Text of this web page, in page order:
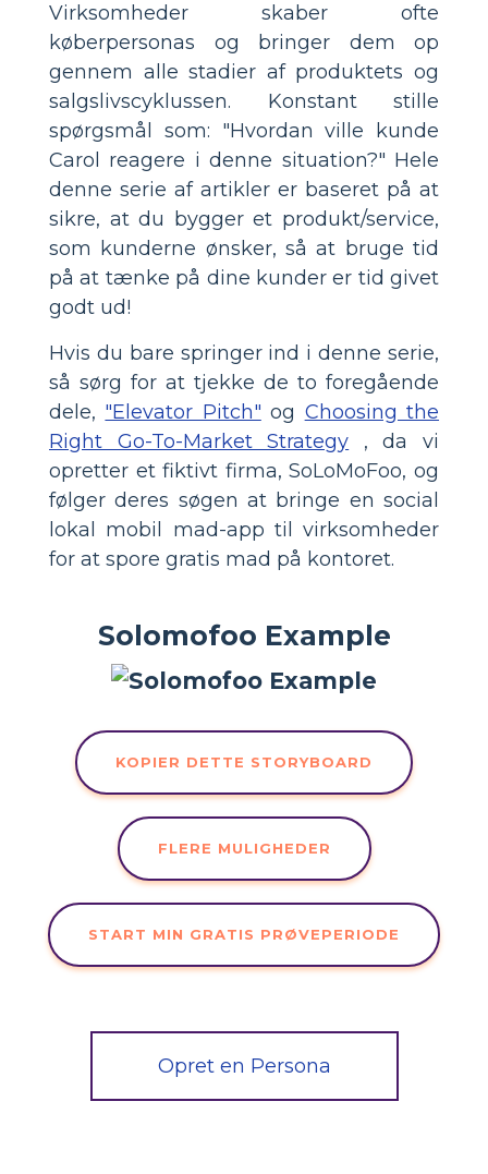
Virksomheder skaber ofte
køberpersonas og bringer dem op
gennem alle stadier af produktets og
salgslivscyklussen. Konstant stille
spørgsmål som: "Hvordan ville kunde
Carol reagere i denne situation?" Hele
denne serie af artikler er baseret på at
sikre, at du bygger et produkt/service,
som kunderne ønsker, så at bruge tid
på at tænke på dine kunder er tid givet
godt ud!
Hvis du bare springer ind i denne serie,
så sørg for at tjekke de to foregående
dele, "Elevator Pitch" og Choosing the
Right Go-To-Market Strategy , da vi
opretter et fiktivt firma, SoLoMoFoo, og
følger deres søgen at bringe en social
lokal mobil mad-app til virksomheder
for at spore gratis mad på kontoret.
Solomofoo Example
KOPIER DETTE STORYBOARD
FLERE MULIGHEDER
START MIN GRATIS PRØVEPERIODE
Opret en Persona